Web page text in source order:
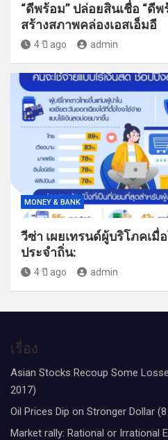
“ดีพร้อม” ปล่อยสินเชื่อ “ดีพ
สร้างสภาพคล่องเอสเอ็มอี
4 ปี ago admin
MONEY & BANK
วีซ่า เผยเทรนด์ผู้บริโภคเมื่
ประจำถิ่น:
4 ปี ago admin
เรื่อง
Asian Stocks Recoup Some
2017)
Oil Prices Dip on Stronger Dollar
Market rally: Rational or Irrational